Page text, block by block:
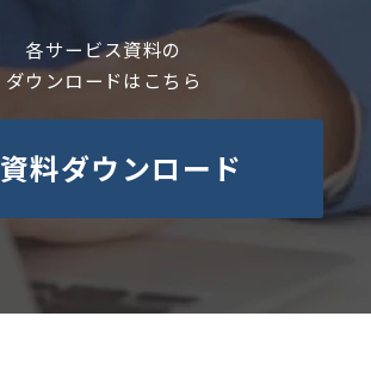
各サービス資料の
ダウンロードはこちら
資料ダウンロード